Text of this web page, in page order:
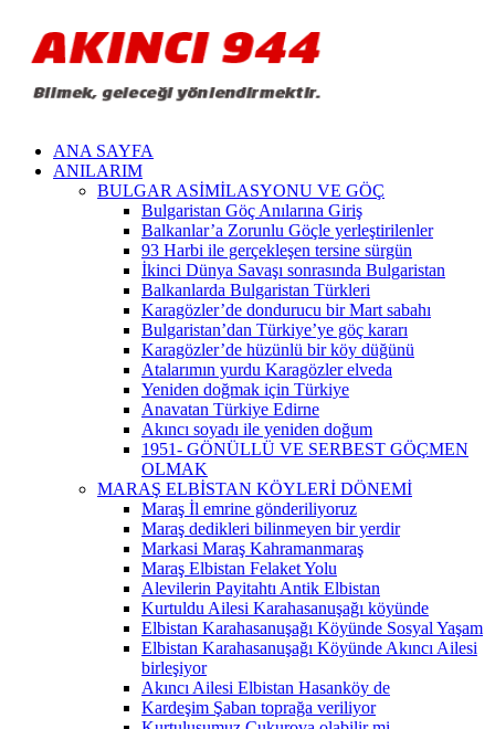
ANA SAYFA
ANILARIM
BULGAR ASİMİLASYONU VE GÖÇ
Bulgaristan Göç Anılarına Giriş
Balkanlar’a Zorunlu Göçle yerleştirilenler
93 Harbi ile gerçekleşen tersine sürgün
İkinci Dünya Savaşı sonrasında Bulgaristan
Balkanlarda Bulgaristan Türkleri
Karagözler’de dondurucu bir Mart sabahı
Bulgaristan’dan Türkiye’ye göç kararı
Karagözler’de hüzünlü bir köy düğünü
Atalarımın yurdu Karagözler elveda
Yeniden doğmak için Türkiye
Anavatan Türkiye Edirne
Akıncı soyadı ile yeniden doğum
1951- GÖNÜLLÜ VE SERBEST GÖÇMEN
OLMAK
MARAŞ ELBİSTAN KÖYLERİ DÖNEMİ
Maraş İl emrine gönderiliyoruz
Maraş dedikleri bilinmeyen bir yerdir
Markasi Maraş Kahramanmaraş
Maraş Elbistan Felaket Yolu
Alevilerin Payitahtı Antik Elbistan
Kurtuldu Ailesi Karahasanuşağı köyünde
Elbistan Karahasanuşağı Köyünde Sosyal Yaşam
Elbistan Karahasanuşağı Köyünde Akıncı Ailesi
birleşiyor
Akıncı Ailesi Elbistan Hasanköy de
Kardeşim Şaban toprağa veriliyor